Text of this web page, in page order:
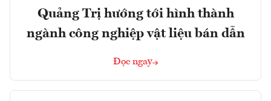
Quảng Trị hướng tới hình thành
ngành công nghiệp vật liệu bán dẫn
Đọc ngay